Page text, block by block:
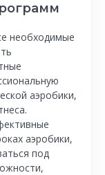
необходимые
аэробики,
аэробики,
под